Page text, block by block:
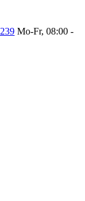
Mo-Fr, 08:00 -